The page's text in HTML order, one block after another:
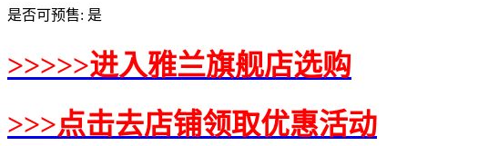
是否可预售: 是
>>>>>进入雅兰旗舰店选购
>>>点击去店铺领取优惠活动